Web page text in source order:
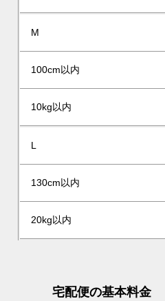
M
100cm以内
10kg以内
L
130cm以内
20kg以内
宅配便の基本料金